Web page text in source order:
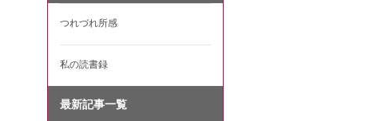
つれづれ所感
私の読書録
最新記事一覧